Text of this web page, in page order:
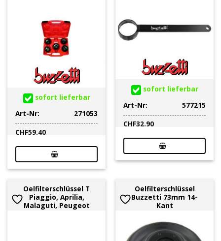
sofort lieferbar
Art-Nr:
271053
CHF59.40
sofort lieferbar
Art-Nr:
577215
CHF32.90
Oelfilterschlüssel T
Piaggio, Aprilia,
Malaguti, Peugeot
Oelfilterschlüssel
Buzzetti 73mm 14-
Kant